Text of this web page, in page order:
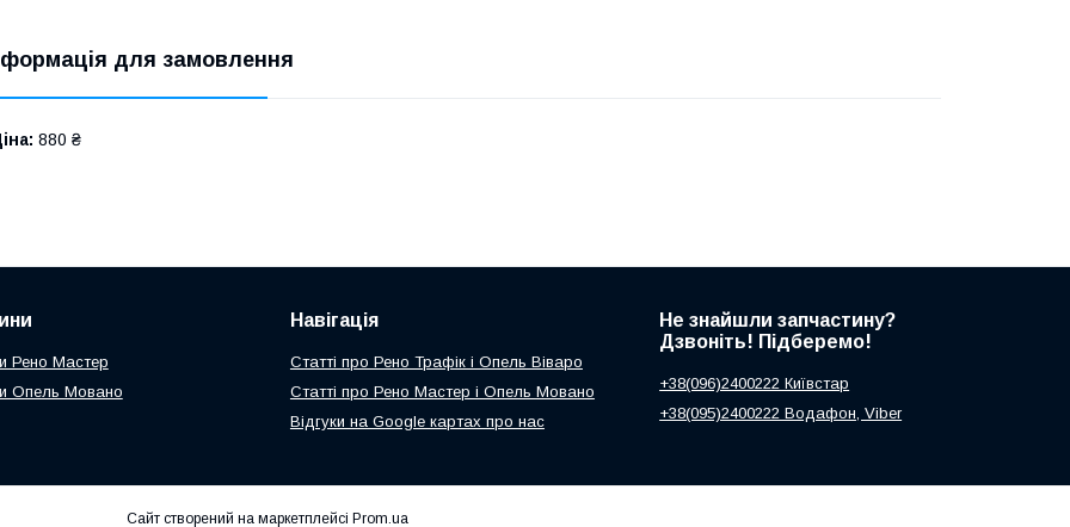
для замовлення
880 ₴
Рено Мастер
Опель Мовано
Навігація
Статті про Рено Трафік і Опель Віваро
Статті про Рено Мастер і Опель Мовано
Відгуки на Google картах про нас
Не знайшли запчастину?
Дзвоніть! Підберемо!
+38(096)2400222 Київстар
+38(095)2400222 Водафон, Viber
Сайт створений на маркетплейсі Prom.ua